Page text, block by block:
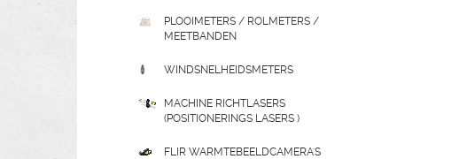
PLOOIMETERS / ROLMETERS /
MEETBANDEN
WINDSNELHEIDSMETERS
MACHINE RICHTLASERS
(POSITIONERINGS LASERS )
FLIR WARMTEBEELDCAMERA'S